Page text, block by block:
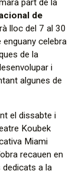
part de la
de
lloc del 7 al 30
celebra
de la
i
algunes de
el dissabte i
Koubek
Miami
recauen en
dedicats a la